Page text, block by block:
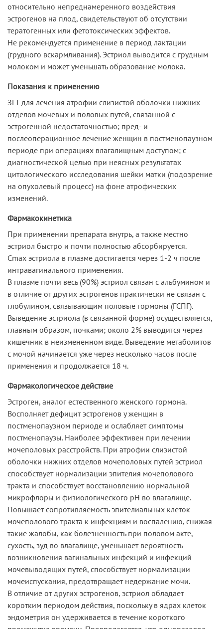
относительно непреднамеренного воздействия
эстрогенов на плод, свидетельствуют об отсутствии
тератогенных или фетотоксических эффектов.
Не рекомендуется применение в период лактации
(грудного вскармливания). Эстриол выводится с грудным
молоком и может уменьшать образование молока.
Показания к применению
ЗГТ для лечения атрофии слизистой оболочки нижних
отделов мочевых и половых путей, связанной с
эстрогенной недостаточностью; пред- и
послеоперационное лечение женщин в постменопаузном
периоде при операциях влагалищным доступом; с
диагностической целью при неясных результатах
цитологического исследования шейки матки (подозрение
на опухолевый процесс) на фоне атрофических
изменений.
Фармакокинетика
При применении препарата внутрь, а также местно
эстриол быстро и почти полностью абсорбируется.
Сmax эстриола в плазме достигается через 1-2 ч после
интравагинального применения.
В плазме почти весь (90%) эстриол связан с альбумином и
в отличие от других эстрогенов практически не связан с
глобулином, связывающим половые гормоны (ГСПГ).
Выведение эстриола (в связанной форме) осуществляется,
главным образом, почками; около 2% выводится через
кишечник в неизмененном виде. Выведение метаболитов
с мочой начинается уже через несколько часов после
применения и продолжается 18 ч.
Фармакологическое действие
Эстроген, аналог естественного женского гормона.
Восполняет дефицит эстрогенов у женщин в
постменопаузном периоде и ослабляет симптомы
постменопаузы. Наиболее эффективен при лечении
мочеполовых расстройств. При атрофии слизистой
оболочки нижних отделов мочеполовых путей эстриол
способствует нормализации эпителия мочеполового
тракта и способствует восстановлению нормальной
микрофлоры и физиологического рН во влагалище.
Повышает сопротивляемость эпителиальных клеток
мочеполового тракта к инфекциям и воспалению, снижая
такие жалобы, как болезненность при половом акте,
сухость, зуд во влагалище, уменьшает вероятность
возникновения вагинальных инфекций и инфекций
мочевыводящих путей, способствует нормализации
мочеиспускания, предотвращает недержание мочи.
В отличие от других эстрогенов, эстриол обладает
коротким периодом действия, поскольку в ядрах клеток
эндометрия он удерживается в течение короткого